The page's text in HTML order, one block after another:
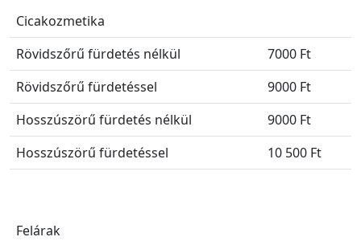
Cicakozmetika
Rövidszőrű fürdetés nélkül
7000 Ft
Rövidszőrű fürdetéssel
9000 Ft
Hosszúszörű fürdetés nélkül
9000 Ft
Hosszúszörű fürdetéssel
10 500 Ft
Felárak